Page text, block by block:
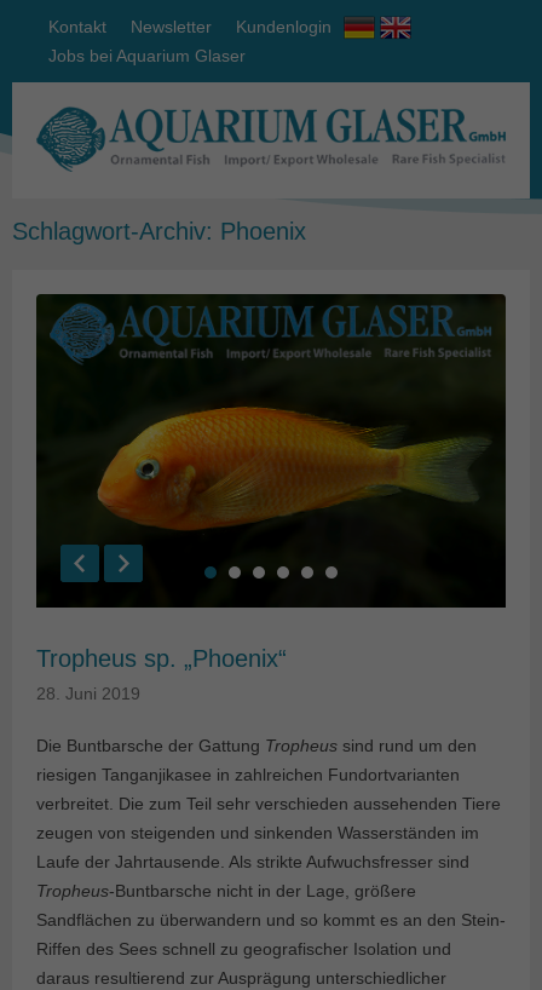
Kontakt Newsletter
Kundenlogin
Jobs bei Aquarium Glaser
Schlagwort-Archiv: Phoenix
Tropheus sp. „Phoenix“
28. Juni 2019
Die Buntbarsche der Gattung Tropheus sind rund um den
riesigen Tanganjikasee in zahlreichen Fundortvarianten
verbreitet. Die zum Teil sehr verschieden aussehenden Tiere
zeugen von steigenden und sinkenden Wasserständen im
Laufe der Jahrtausende. Als strikte Aufwuchsfresser sind
Tropheus-Buntbarsche nicht in der Lage, größere
Sandflächen zu überwandern und so kommt es an den Stein-
Riffen des Sees schnell zu geografischer Isolation und
daraus resultierend zur Ausprägung unterschiedlicher